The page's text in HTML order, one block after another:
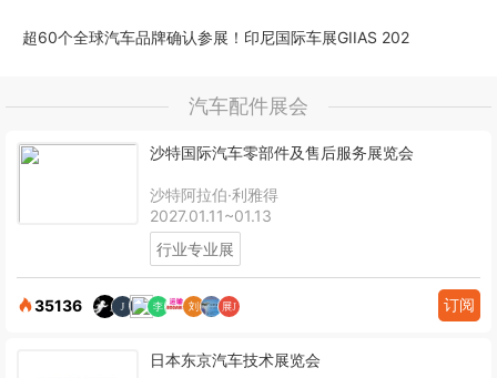
超60个全球汽车品牌确认参展！印尼国际车展GIIAS 202
汽车配件展会
沙特国际汽车零部件及售后服务展览会
沙特阿拉伯·利雅得
2027.01.11~01.13
行业专业展
35136 订阅
日本东京汽车技术展览会